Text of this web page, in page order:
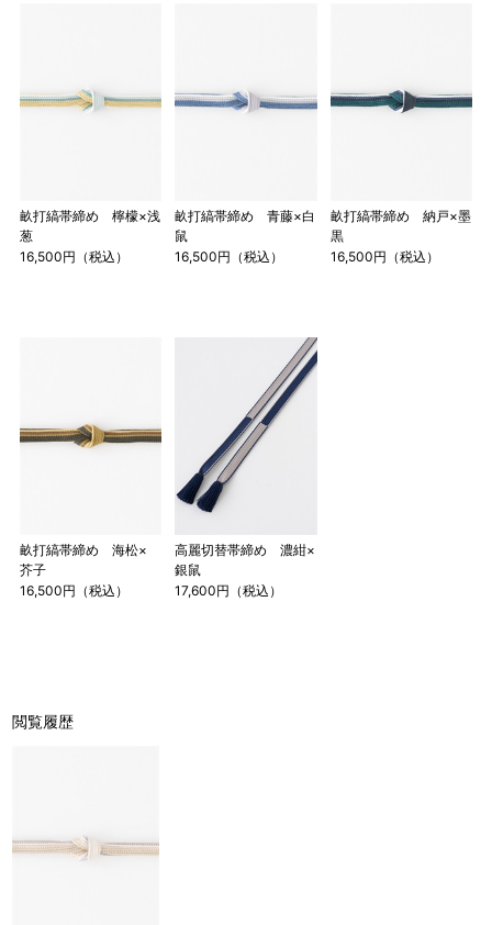
畝打縞帯締め 檸檬×浅
葱
16,500円（税込）
畝打縞帯締め 青藤×白
鼠
16,500円（税込）
畝打縞帯締め 納戸×墨
黒
16,500円（税込）
畝打縞帯締め 海松×
芥子
16,500円（税込）
高麗切替帯締め 濃紺×
銀鼠
17,600円（税込）
閲覧履歴